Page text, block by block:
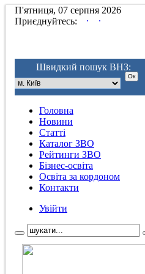
П'ятниця, 07 серпня 2026
Приєднуйтесь:
. .
Швидкий пошук ВНЗ:
Головна
Новини
Статті
Каталог ЗВО
Рейтинги ЗВО
Бізнес-освіта
Освіта за кордоном
Контакти
Увійти